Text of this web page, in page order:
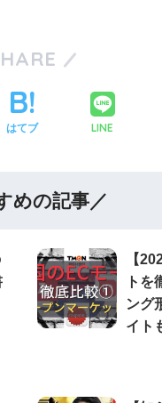
はてブ LINE
めの記事／
【
トを
ング
イト